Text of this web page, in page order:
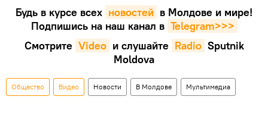
Будь в курсе всех новостей в Молдове и мире!
Подпишись на наш канал в Telegram>>>
Смотрите Video и слушайте Radio Sputnik
Moldova
Общество Видео Новости В Молдове Мультимедиа